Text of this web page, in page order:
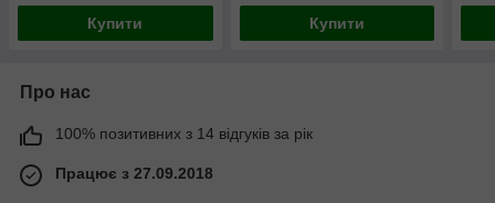
Купити Купити
Про нас
100% позитивних з 14 відгуків за рік
Працює з 27.09.2018